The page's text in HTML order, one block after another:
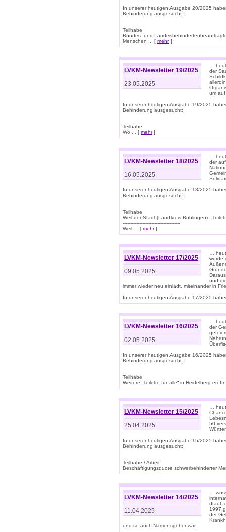
In unserer heutigen Ausgabe 20/2025
Behinderung ausgesucht:
Teilhabe
Bundes- und
Menschen ... [ mehr]
LVKM-Newsletter 19/2025
23.05.2025
…
der
um
In unserer heutigen Ausgabe 19/2025
Behinderung ausgesucht:
Teilhabe
Wo ... [ mehr]
LVKM-Newsletter 18/2025
16.05.2025
…
der
In unserer heutigen Ausgabe 18/2025
Behinderung ausgesucht:
Teilhabe
Weil der Stadt (Landkreis Böblingen):
--------------------------------------
Weil ... [ mehr]
LVKM-Newsletter 17/2025
09.05.2025
…
wurde
und
immer wieder neu einlädt, miteinander in
In unserer heutigen Ausgabe 17/2025
LVKM-Newsletter 16/2025
02.05.2025
…
der
In unserer heutigen Ausgabe 16/2025
Behinderung ausgesucht:
Teilhabe
Weitere „Toilette für alle“ in Heidelberg
LVKM-Newsletter 15/2025
25.04.2025
…
50
In unserer heutigen Ausgabe 15/2025
Behinderung ausgesucht:
Teilhabe / Arbeit
Beschäftigungsquote schwerbehinderter
LVKM-Newsletter 14/2025
11.04.2025
…
drauf,
1997
der
und so auch Namensgeber war.